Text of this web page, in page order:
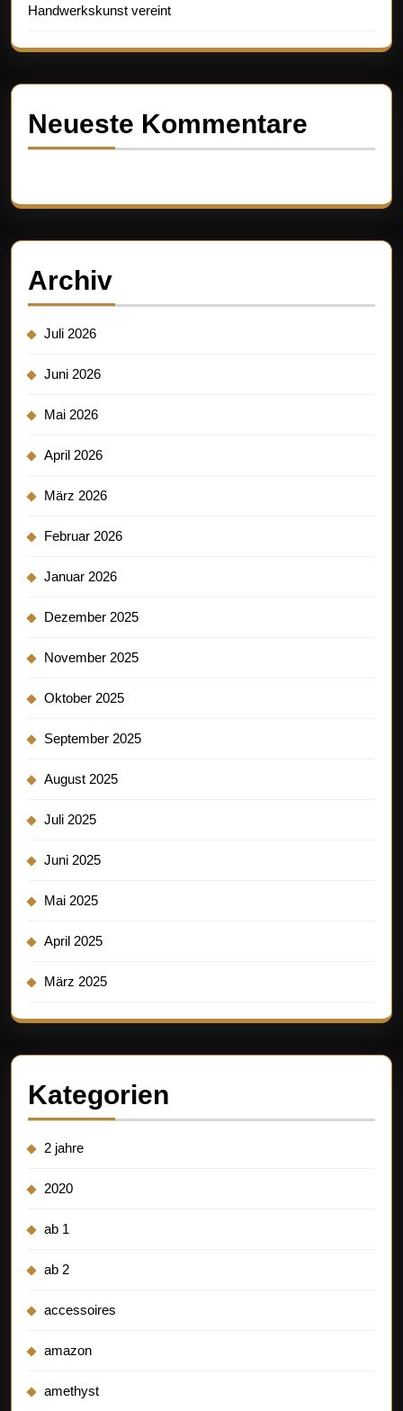
Handwerkskunst vereint
Neueste Kommentare
Archiv
Juli 2026
Juni 2026
Mai 2026
April 2026
März 2026
Februar 2026
Januar 2026
Dezember 2025
November 2025
Oktober 2025
September 2025
August 2025
Juli 2025
Juni 2025
Mai 2025
April 2025
März 2025
Kategorien
2 jahre
2020
ab 1
ab 2
accessoires
amazon
amethyst